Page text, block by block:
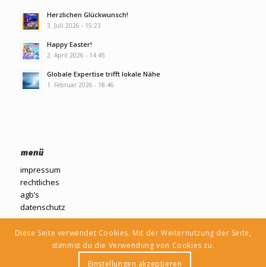
Herzlichen Glückwunsch!
3. Juli 2026 - 15:23
Happy Easter!
2. April 2026 - 14:45
Globale Expertise trifft lokale Nähe
1. Februar 2026 - 18:46
menü
impressum
rechtliches
agb’s
datenschutz
Diese Seite verwendet Cookies. Mit der Weiternutzung der Seite,
stimmst du die Verwendung von Cookies zu.
Einstellungen akzeptieren